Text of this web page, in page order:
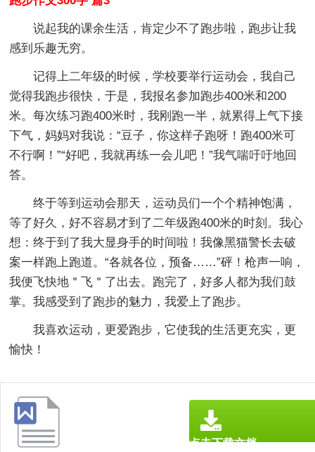
说起我的课余生活，肯定少不了跑步啦，跑步让我
感到乐趣无穷。
记得上二年级的时候，学校要举行运动会，我自己
觉得我跑步很快，于是，我报名参加跑步400米和200
米。每次练习跑400米时，我刚跑一半，就累得上气下接
下气，妈妈对我说：“豆子，你这样子跑呀！跑400米可
不行啊！”“好吧，我就再练一会儿吧！”我气喘吁吁地回
答。
终于等到运动会那天，运动员们一个个精神饱满，
等了好久，好不容易才到了二年级跑400米的时刻。我心
想：终于到了我大显身手的时间啦！我像黑猫警长去破
案一样跑上跑道。“各就各位，预备……”砰！枪声一响，
我便飞快地＂飞＂了出去。跑完了，好多人都为我们鼓
掌。我感受到了跑步的魅力，我爱上了跑步。
我喜欢运动，更爱跑步，它使我的生活更充实，更
愉快！
点击下载文档